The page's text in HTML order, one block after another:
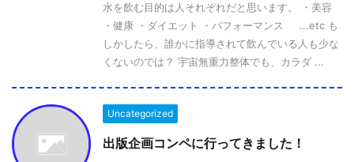
水を飲む目的は人それぞれだと思います。 ・美容
・健康 ・ダイエット ・パフォーマンス ...etc も
しかしたら、誰かに指導されて飲んでいる人も少な
くないのでは？ 宇宙無重力整体でも、カラダ ...
Uncategorized
出版企画コンペに行ってきました！